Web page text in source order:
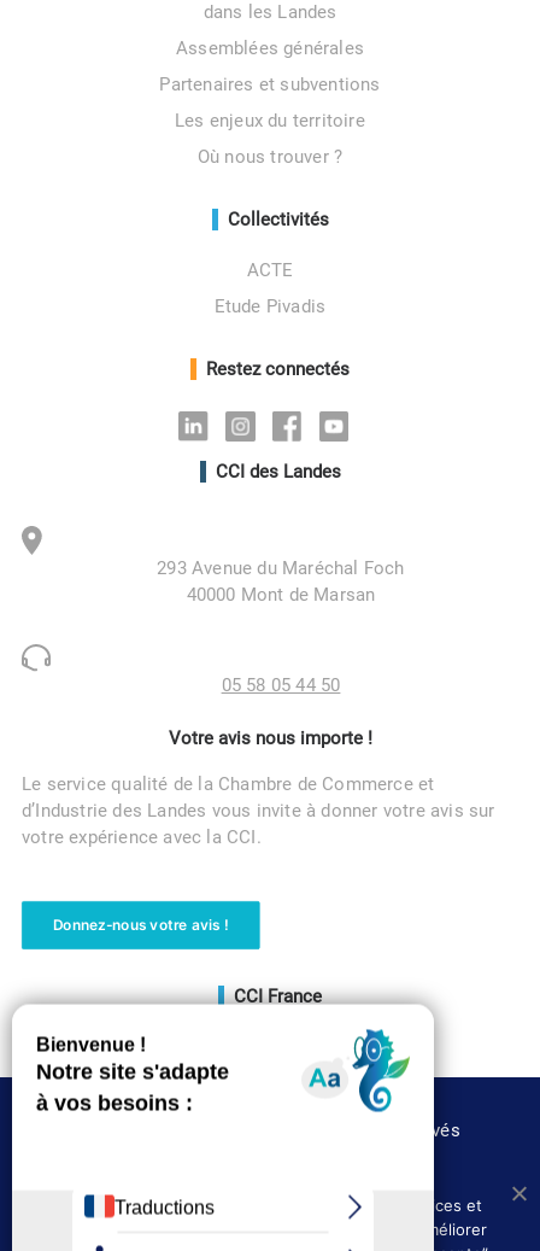
dans les Landes
Assemblées générales
Partenaires et subventions
Les enjeux du territoire
Où nous trouver ?
Collectivités
ACTE
Etude Pivadis
Restez connectés
LinkedinInstagramFacebookYoutube
CCI des Landes
293 Avenue du Maréchal Foch
40000 Mont de Marsan
05 58 05 44 50
Votre avis nous importe !
Le service qualité de la Chambre de Commerce et
d’Industrie des Landes vous invite à donner votre avis sur
votre expérience avec la CCI.
Donnez-nous votre avis !
CCI France
©CCI des Landes 2020 – Tous droits réservés
Où nous trouver
Presse
Nous utilisons les cookies afin de fournir les services et
fonctionnalités proposés sur notre site et afin d’améliorer